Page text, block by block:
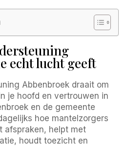
echt lucht geeft
Abbenbroek draait om
je hoofd en vertrouwen in
en de gemeente
hoe mantelzorgers
afspraken, helpt met
houdt toezicht en